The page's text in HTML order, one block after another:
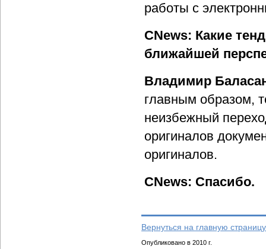
работы с
CNews: Какие
ближайшей
Владимир
главным образом,
неизбежный
оригиналов
оригиналов.
CNews: Спасибо.
Вернуться на главную
Опубликовано в 2010 г.